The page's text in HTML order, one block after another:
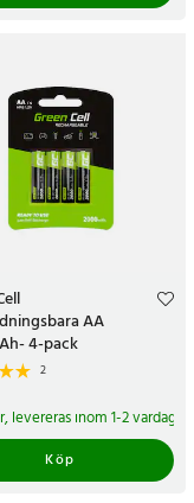
AA
4-pack
2
levereras inom 1-2 vardagar
Köp